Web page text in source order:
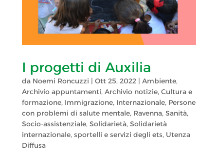
I progetti di Auxilia
da Noemi Roncuzzi | Ott 25, 2022| Ambiente,
Archivio appuntamenti, Archivio notizie, Cultura e
formazione, Immigrazione, Internazionale, Persone
con problemi di salute mentale, Ravenna, Sanità,
Socio-assistenziale, Solidarietà, Solidarietà
internazionale, sportelli e servizi degli ets, Utenza
Diffusa